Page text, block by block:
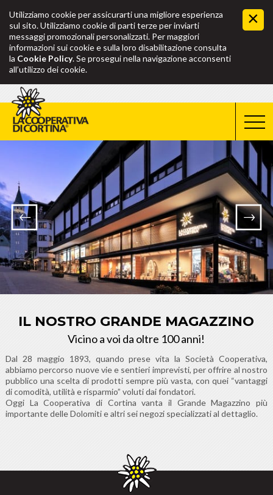
Utilizziamo cookie per assicurarti una migliore esperienza
sul sito. Utilizziamo cookie di parti terze per inviarti
messaggi promozionali personalizzati. Per maggiori
informazioni sui cookie e sulla loro disabilitazione consulta
la Cookie Policy. Se prosegui nella navigazione acconsenti
all’utilizzo dei cookie.
IL NOSTRO GRANDE MAGAZZINO
Vicino a voi da oltre 100 anni!
Dal 28 maggio 1893, quando prese vita la Società Cooperativa,
abbiamo percorso nuove vie e sentieri imprevisti, per offrire al nostro
pubblico una scelta di prodotti sempre più vasta, con quei “vantaggi
di comodità, utilità e risparmio” voluti dai fondatori.
Oggi La Cooperativa di Cortina vanta il Grande Magazzino più
importante delle Dolomiti e altri sei negozi specializzati al dettaglio.